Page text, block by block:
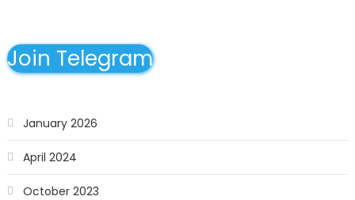
Join Telegram
January 2026
April 2024
October 2023